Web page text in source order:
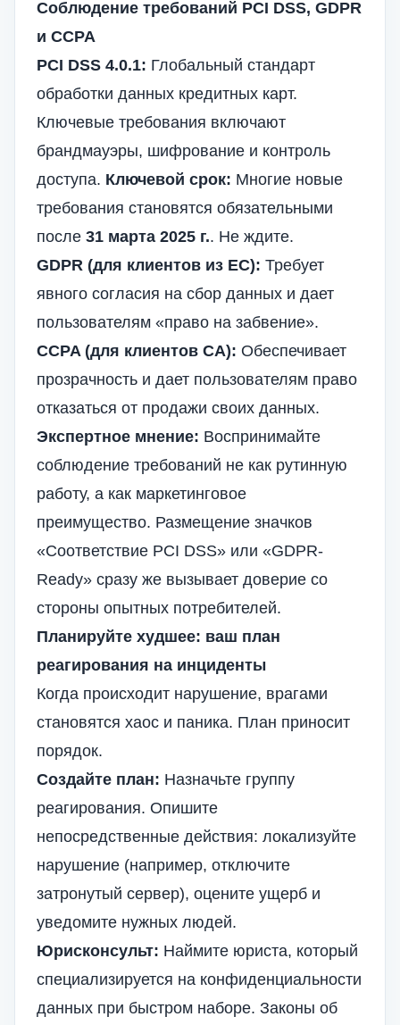
Соблюдение требований PCI DSS, GDPR
и CCPA
PCI DSS 4.0.1: Глобальный стандарт
обработки данных кредитных карт.
Ключевые требования включают
брандмауэры, шифрование и контроль
доступа. Ключевой срок: Многие новые
требования становятся обязательными
после 31 марта 2025 г.. Не ждите.
GDPR (для клиентов из ЕС): Требует
явного согласия на сбор данных и дает
пользователям «право на забвение».
CCPA (для клиентов CA): Обеспечивает
прозрачность и дает пользователям право
отказаться от продажи своих данных.
Экспертное мнение: Воспринимайте
соблюдение требований не как рутинную
работу, а как маркетинговое
преимущество. Размещение значков
«Соответствие PCI DSS» или «GDPR-
Ready» сразу же вызывает доверие со
стороны опытных потребителей.
Планируйте худшее: ваш план
реагирования на инциденты
Когда происходит нарушение, врагами
становятся хаос и паника. План приносит
порядок.
Создайте план: Назначьте группу
реагирования. Опишите
непосредственные действия: локализуйте
нарушение (например, отключите
затронутый сервер), оцените ущерб и
уведомите нужных людей.
Юрисконсульт: Наймите юриста, который
специализируется на конфиденциальности
данных при быстром наборе. Законы об